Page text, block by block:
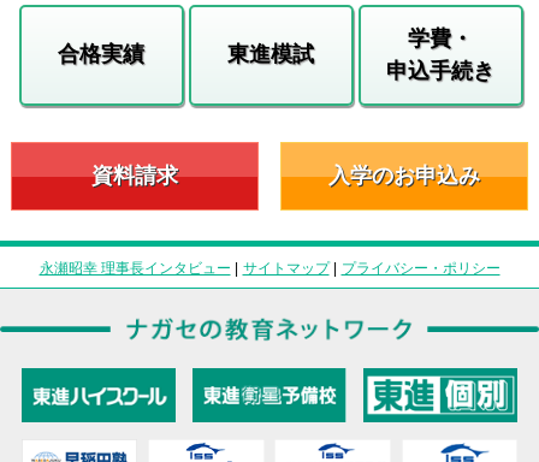
合格実績 東進模試
学費・
申込手続き
資料請求 入学のお申込み
永瀬昭幸 理事長インタビュー | サイトマップ| プライバシー・ポリシー